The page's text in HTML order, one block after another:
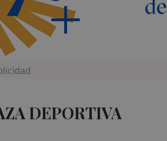
DEPORTIVA